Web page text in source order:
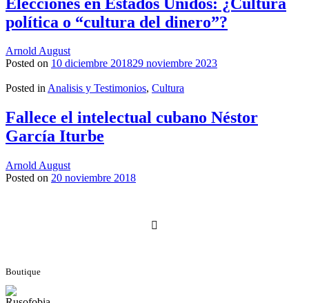
política o “cultura del dinero”?
Arnold August
Posted on 10 diciembre 201829 noviembre 2023
Posted inAnalisis y Testimonios, Cultura
Fallece el intelectual cubano Néstor
García Iturbe
Arnold August
Posted on 20 noviembre 2018
Boutique